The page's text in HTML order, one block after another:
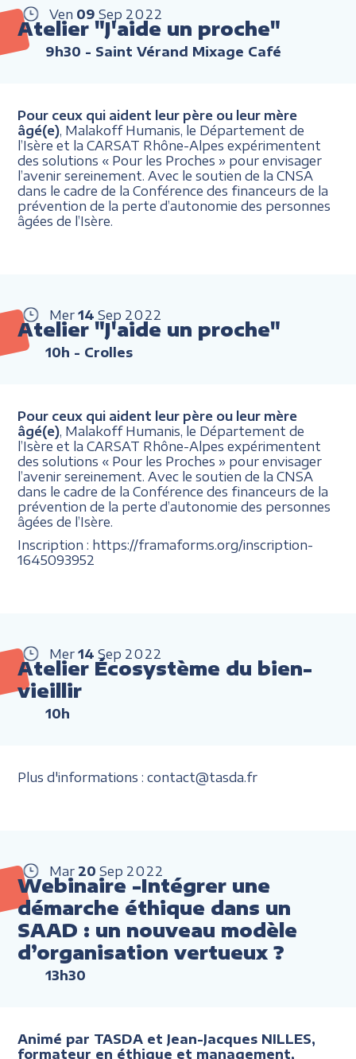
Ven 09 Sep 2022
Atelier "J'aide un proche"
9h30 - Saint Vérand Mixage Café
Pour ceux qui aident leur père ou leur mère
âgé(e) , Malakoff Humanis, le Département de
l’Isère et la CARSAT Rhône-Alpes expérimentent
des solutions « Pour les Proches » pour envisager
l’avenir sereinement. Avec le soutien de la CNSA
dans le cadre de la Conférence des financeurs de la
prévention de la perte d’autonomie des personnes
âgées de l’Isère.
Mer 14 Sep 2022
Atelier "J'aide un proche"
10h - Crolles
Pour ceux qui aident leur père ou leur mère
âgé(e) , Malakoff Humanis, le Département de
l’Isère et la CARSAT Rhône-Alpes expérimentent
des solutions « Pour les Proches » pour envisager
l’avenir sereinement. Avec le soutien de la CNSA
dans le cadre de la Conférence des financeurs de la
prévention de la perte d’autonomie des personnes
âgées de l’Isère.
Inscription : https://framaforms.org/inscription-
1645093952
Mer 14 Sep 2022
Atelier Écosystème du bien-
vieillir
10h
Plus d'informations : contact@tasda.fr
Mar 20 Sep 2022
Webinaire -Intégrer une
démarche éthique dans un
SAAD : un nouveau modèle
d’organisation vertueux ?
13h30
Animé par TASDA et Jean-Jacques NILLES,
formateur en éthique et management,